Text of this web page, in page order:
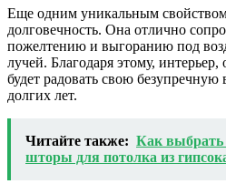
Еще одним уникальным свойством
долговечность. Она отлично
пожелтению и выгоранию под
лучей. Благодаря этому,
будет радовать свою
долгих лет.
Читайте также: Как
шторы для потолка из